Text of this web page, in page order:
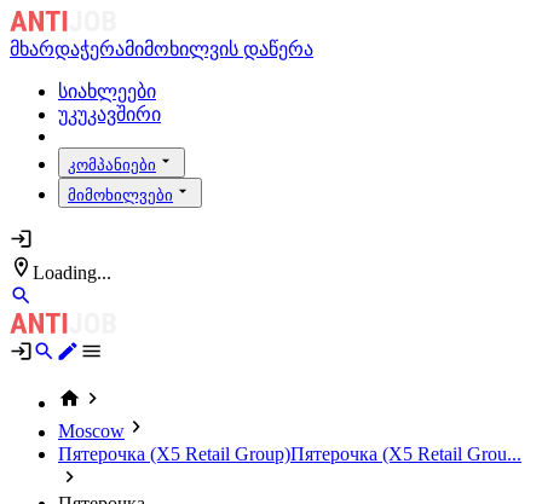
მხარდაჭერამიმოხილვის დაწერა
სიახლეები
უკუკავშირი
კომპანიები
მიმოხილვები
Loading...
Moscow
Пятерочка (X5 Retail Group)Пятерочка (X5 Retail Grou...